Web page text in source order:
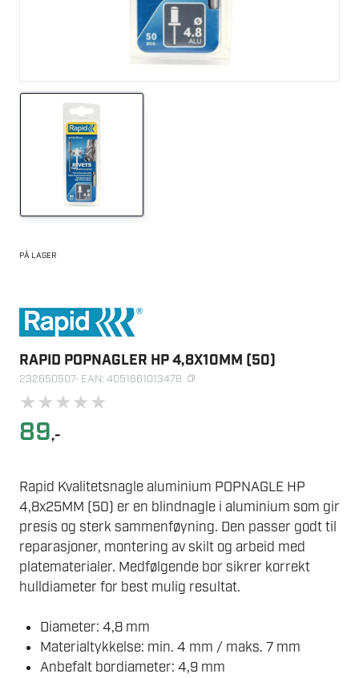
PÅ LAGER
RAPID POPNAGLER HP 4,8X10MM (50)
232650507· EAN: 4051661013478
★★★★★
89,-
Rapid Kvalitetsnagle aluminium POPNAGLE HP
4,8x25MM (50) er en blindnagle i aluminium som gir
presis og sterk sammenføyning. Den passer godt til
reparasjoner, montering av skilt og arbeid med
platematerialer. Medfølgende bor sikrer korrekt
hulldiameter for best mulig resultat.
Diameter: 4,8 mm
Materialtykkelse: min. 4 mm / maks. 7 mm
Anbefalt bordiameter: 4,9 mm